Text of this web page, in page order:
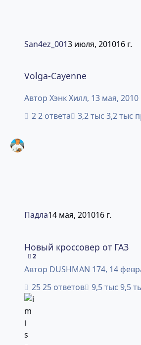
San4ez_0013 июля, 201016 г.
Volga-Cayenne
Автор Хэнк Хилл, 13 мая, 2010
2 ответа
3,2 тыс
Падла14 мая, 201016 г.
Новый кроссовер от ГАЗ
2
Автор DUSHMAN 174, 14
25 ответов
9,5